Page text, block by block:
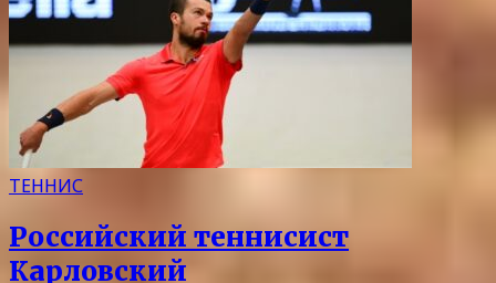
ТЕННИС
Российский теннисист
Карловский